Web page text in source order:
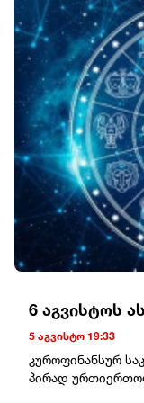
გაიმართება.
ინვესტის“
იურისტის სოფო
სასამართლო
აღმაშენებლის
ლუკავა 598 997
6 აგვისტოს
5 აგვისტო 19:33
კუროფინანსურ
პირად